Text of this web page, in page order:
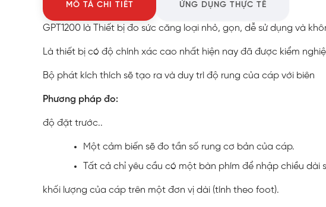
MÔ TẢ CHI TIẾT ỨNG DỤNG THỰC TẾ
GPT1200 là Thiết bị đo sức căng loại nhỏ, gọn, dễ sử dụng và
Là thiết bị có độ chính xác cao nhất hiện nay đã được kiểm
Bộ phát kích thích sẽ tạo ra và duy trì độ rung của cáp với biên
Phương pháp đo:
độ đặt trước..
Một cảm biến sẽ đo tần số rung cơ bản của cáp.
Tất cả chỉ yêu cầu có một bàn phím để nhập chiều dài
khối lượng của cáp trên một đơn vị dài (tính theo foot).